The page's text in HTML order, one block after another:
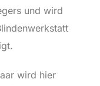
und wird
wird hier